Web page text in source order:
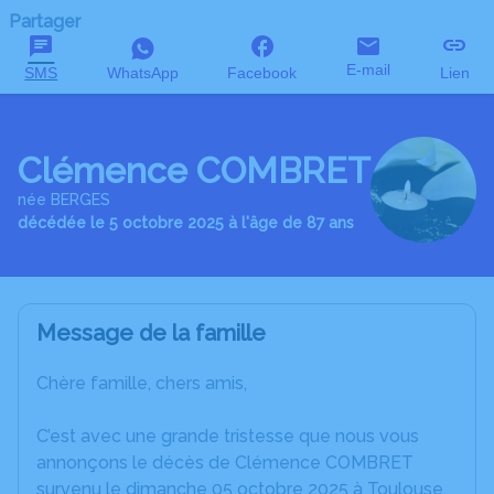
Partager
SMS WhatsApp Facebook E-mail Lien
Clémence COMBRET
née BERGES
décédée le 5 octobre 2025 à l'âge de 87 ans
Message de la famille
Chère famille, chers amis,
C’est avec une grande tristesse que nous vous
annonçons le décès de Clémence COMBRET
survenu le dimanche 05 octobre 2025 à Toulouse.